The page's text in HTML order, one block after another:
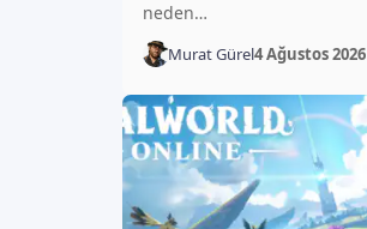
neden…
Murat Gürel4 Ağustos 2026